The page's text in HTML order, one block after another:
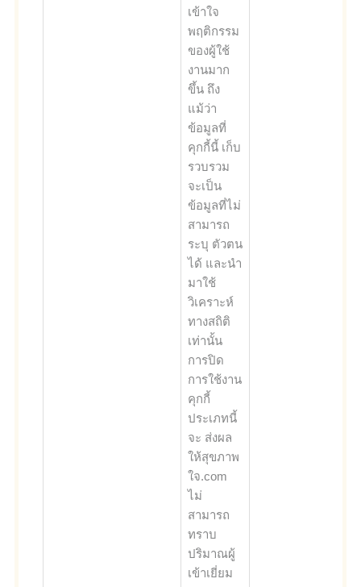
เข้าใจ
พฤติกรรม
ของผู้ใช้
งานมาก
ขึ้น ถึง
แม้ว่า
ข้อมูลที่
คุกกี้นี้ เก็บ
รวบรวม
จะเป็น
ข้อมูลที่ไม่
สามารถ
ระบุ ตัวตน
ได้ และนำ
มาใช้
วิเคราะห์
ทางสถิติ
เท่านั้น
การปิด
การใช้งาน
คุกกี้
ประเภทนี้
จะ ส่งผล
ให้สุขภาพ
ใจ.com
ไม่
สามารถ
ทราบ
ปริมาณผู้
เข้าเยี่ยม